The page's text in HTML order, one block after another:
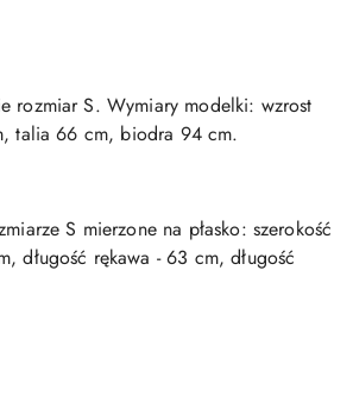
rozmiar S. Wymiary modelki: wzrost
talia 66 cm, biodra 94 cm.
S mierzone na płasko: szerokość
długość rękawa - 63 cm, długość